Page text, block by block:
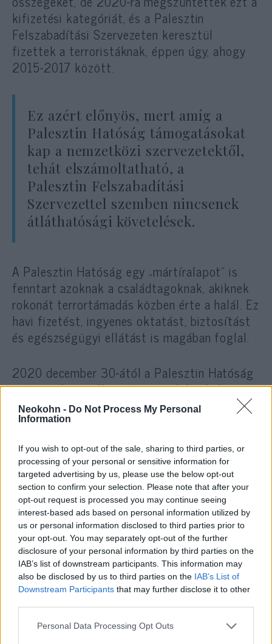
Neokohn - Do Not Process My Personal
Information
If you wish to opt-out of the sale, sharing to third parties, or
processing of your personal or sensitive information for
targeted advertising by us, please use the below opt-out
section to confirm your selection. Please note that after your
opt-out request is processed you may continue seeing
interest-based ads based on personal information utilized by
us or personal information disclosed to third parties prior to
your opt-out. You may separately opt-out of the further
disclosure of your personal information by third parties on the
IAB’s list of downstream participants. This information may
also be disclosed by us to third parties on the IAB’s List of
Downstream Participants that may further disclose it to other
Please note that this website/app uses one or more Google
Personal Data Processing Opt Outs
kifizetési kategóriát, és a Palesztin
Felszabadítási Szervezeten keresztül
fizettek a terroristáknak, éppen úgy, ahogy
2015-2017 között.
Ez azért előnyös, mert amíg a
Palesztin Hatóság támogatásokat
kap a nemzetközi szervezetektől,
tehát elszámoltatható, a
Palesztin Felszabadítási
Szervezettel szemben nincsenek
átláthatósági követelések.
A Palesztin Hatóság egy „mártíralapot” is
fenntart azoknak a családtagoknak, akiknek
rokonát terrortámadás közben érte a halál. Ez
havi fizetést, ingyenes oktatást, biztosítást
és egészségügyi ellátást is magában foglal.
2020 december 30-ától a Palesztin Hatóság
már nem használhatná az izraeli bankokat
terrorfinanszírozásra egy új terrorellenes
törvény miatt, ezért várhatóan továbbra is a
keresztül áramlik majd a pénz.
„Ha a nemzetközi szervezetek
továbbra is pénzelik a Palesztin
Hatóságot, akkor ezzel együtt az
átláthatatlan Palesztin
Felszabadítási Szervezetet is
finanszírozzák”